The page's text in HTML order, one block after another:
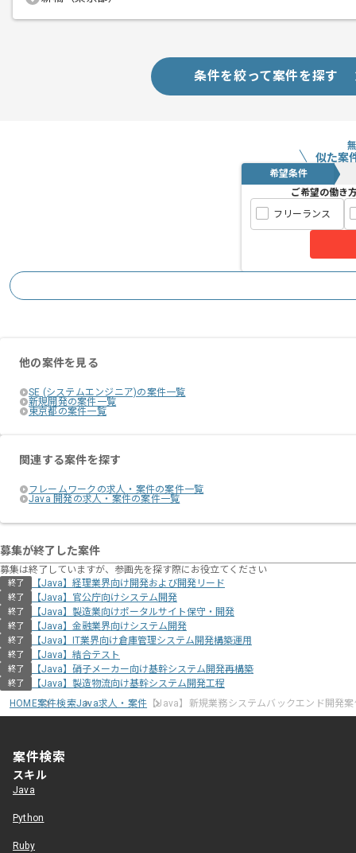
条件を絞って案件を探す
似た案
希望条件
ご希望の働き
フリーランス
他の案件を見る
SE (システムエンジニア)の案件一覧
新規開発の案件一覧
東京都の案件一覧
関連する案件を探す
フレームワークの求人・案件の案件一覧
Java 開発の求人・案件の案件一覧
募集が終了した案件
募集は終了していますが、参画先を探す際にお役立てください
終了 【Java】経理業界向け開発および開発リード
終了 【Java】官公庁向けシステム開発
終了 【Java】製造業向けポータルサイト保守・開発
終了 【Java】金融業界向けシステム開発
終了 【Java】IT業界向け倉庫管理システム開発構築運用
終了 【Java】結合テスト
終了 【Java】硝子メーカー向け基幹システム開発再構築
終了
【Java】製造物流向け基幹システム開発工程
HOME案件検索Java求人・案件 【Java】新規業務システムバックエンド開発案
案件検索
スキル
Java
Python
Ruby